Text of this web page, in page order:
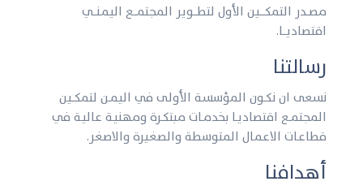
مصـــدر التمكــــــين الأول لتطــــوير المجتمــــع اليمـنــــي
اقتصاديــــا.
رسالتنا
نسعى ان نكــون المؤسسـة الأولـى في اليمــن لتمكـــين
المجتمــع اقتصاديــا بخدمــات مبتكــرة ومهنيـة عاليـة في
قطاعـات الاعمـال المتوسطة والصغيرة والاصغر.
أهدافنا